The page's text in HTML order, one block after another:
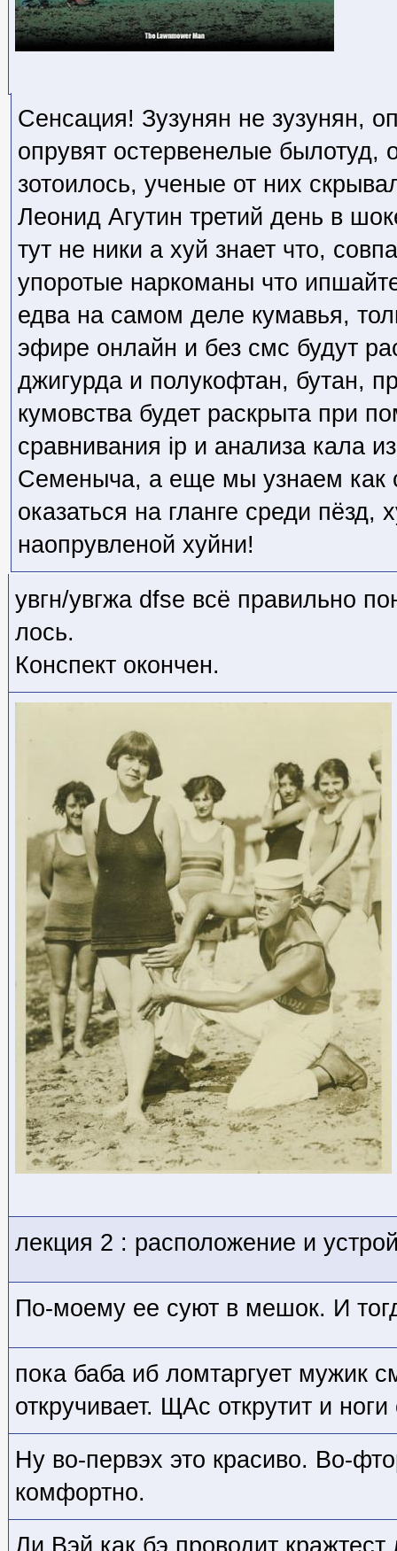
Сенсация! Зузунян не зузунян,
опрувят остервенелые былотуд,
зотоилось, ученые от них
Леонид Агутин третий день в
тут не ники а хуй знает что,
упоротые наркоманы что
едва на самом деле кумавья,
эфире онлайн и без смс будут
джигурда и полукофтан, бутан,
кумовства будет раскрыта при
сравнивания ip и анализа кала
Семеныча, а еще мы узнаем как
оказаться на гланге среди пёзд,
наопрувленой хуйни!
увгн/увгжа dfse всё правильно
лось.
Конспект окончен.
лекция 2 : расположение и
По-моему ее суют в мешок. И
пока баба иб ломтаргует мужик
откручивает. ЩАс открутит и
Ну во-первэх это красиво. Во-
комфортно.
Ли Вэй как бэ проводит